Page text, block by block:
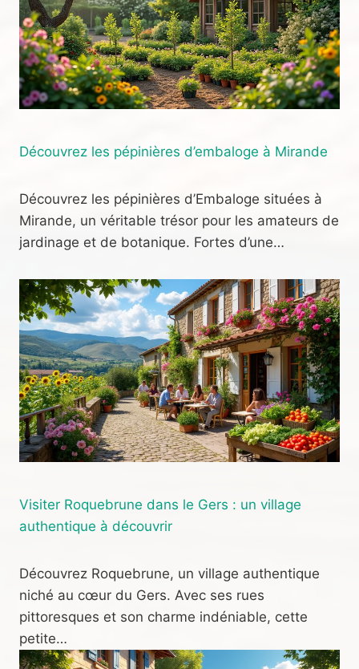
Découvrez les pépinières d’embaloge à Mirande
Découvrez les pépinières d’Embaloge situées à
Mirande, un véritable trésor pour les amateurs de
jardinage et de botanique. Fortes d’une…
Visiter Roquebrune dans le Gers : un village
authentique à découvrir
Découvrez Roquebrune, un village authentique
niché au cœur du Gers. Avec ses rues
pittoresques et son charme indéniable, cette
petite…